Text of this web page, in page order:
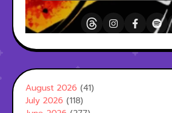
August 2026 (41)
July 2026 (118)